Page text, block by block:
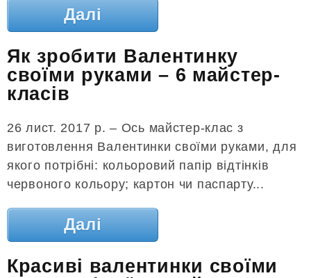
Далі
Як зробити Валентинку
своїми руками – 6 майстер-
класів
26 лист. 2017 р. – Ось майстер-клас з
виготовлення Валентинки своїми руками, для
якого потрібні: кольоровий папір відтінків
червоного кольору; картон чи паспарту...
Далі
Красиві валентинки своїми